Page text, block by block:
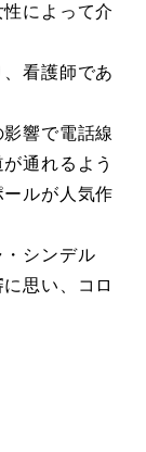
によって介
看護師であ
響で電話線
通れるよう
ルが人気作
シンデル
思い、コロ